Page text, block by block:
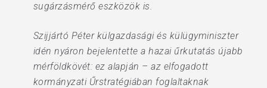
sugárzásmérő eszközök is.
Szijjártó Péter külgazdasági és külügyminiszter
idén nyáron bejelentette a hazai űrkutatás újabb
mérföldkövét: ez alapján – az elfogadott
kormányzati Űrstratégiában foglaltaknak